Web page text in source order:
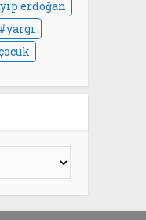
erdoğan
yargı